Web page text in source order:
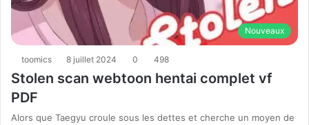
Nouveaux
toomics 8 juillet 2024 0 498
Stolen scan webtoon hentai complet vf
PDF
Alors que Taegyu croule sous les dettes et cherche un moyen de